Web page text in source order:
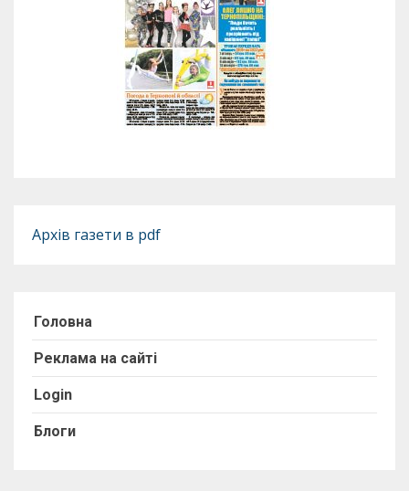
Архів газети в pdf
Головна
Реклама на сайті
Login
Блоги